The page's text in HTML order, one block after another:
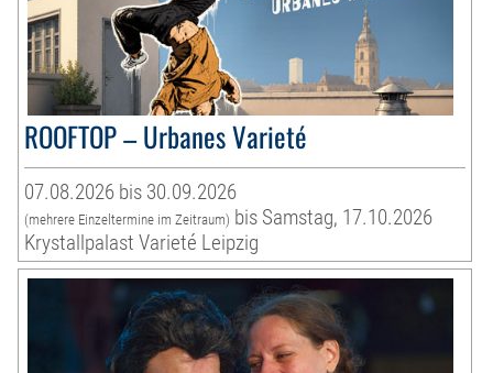
ROOFTOP – Urbanes Varieté
07.08.2026 bis 30.09.2026
(mehrere Einzeltermine im Zeitraum) bis Samstag, 17.10.2026
Krystallpalast Varieté Leipzig